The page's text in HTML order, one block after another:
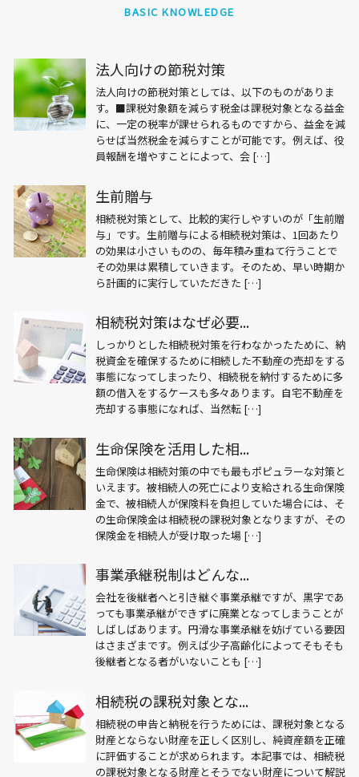
BASIC KNOWLEDGE
法人向けの節税対策
法人向けの節税対策としては、以下のものがありま
す。■課税対象額を減らす税金は課税対象となる益金
に、一定の税率が課せられるものですから、益金を減
らせば当然税金を減らすことが可能です。例えば、役
員報酬を増やすことによって、会 […]
生前贈与
相続税対策として、比較的実行しやすいのが「生前贈
与」です。生前贈与による相続税対策は、1回あたり
の効果は小さい ものの、毎年積み重ねて行うことで
その効果は累積していきます。そのため、早い時期か
ら計画的に実行していただきた […]
相続税対策はなぜ必要...
しっかりとした相続税対策を行わなかったために、納
税資金を確保するために相続した不動産の売却をする
事態になってしまったり、相続税を納付するために多
額の借入をするケースも多々あります。自宅不動産を
売却する事態になれば、当然転 […]
生命保険を活用した相...
生命保険は相続対策の中でも最もポピュラーな対策と
いえます。被相続人の死亡により支給される生命保険
金で、被相続人が保険料を負担していた場合には、そ
の生命保険金は相続税の課税対象となりますが、その
保険金を相続人が受け取った場 […]
事業承継税制はどんな...
会社を後継者へと引き継ぐ事業承継ですが、黒字であ
っても事業承継ができずに廃業となってしまうことが
しばしばあります。円滑な事業承継を妨げている要因
はさまざまです。例えば少子高齢化によってそもそも
後継者となる者がいないことも […]
相続税の課税対象とな...
相続税の申告と納税を行うためには、課税対象となる
財産とならない財産を正しく区別し、純資産額を正確
に評価することが求められます。本記事では、相続税
の課税対象となる財産とそうでない財産について解説